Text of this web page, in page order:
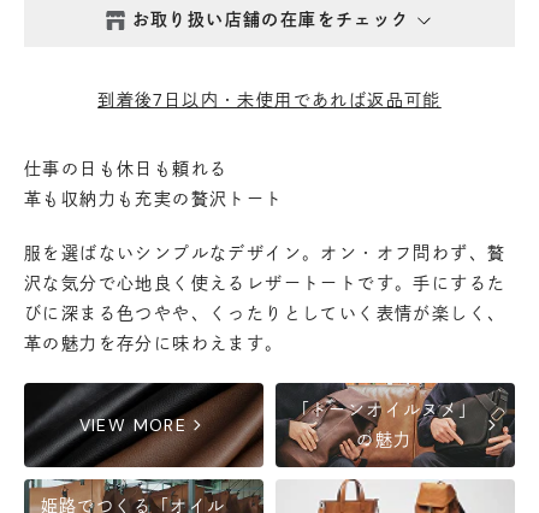
お取り扱い店舗の在庫をチェック
丸の内店 - 在庫 -×
渋谷店- 在庫 - ×
六本木店- 在庫 -×
日本橋店- 在庫 - ×
自由が丘店- 在庫 -×
到着後7日以内・未使用であれば返品可能
仕事の日も休日も頼れる
革も収納力も充実の贅沢トート
服を選ばないシンプルなデザイン。オン・オフ問わず、贅
沢な気分で心地良く使えるレザートートです。手にするた
びに深まる色つやや、くったりとしていく表情が楽しく、
革の魅力を存分に味わえます。
VIEW MOREchevron_right
「トーンオイルヌメ」
の魅力
chevron_right
姫路でつくる「オイル